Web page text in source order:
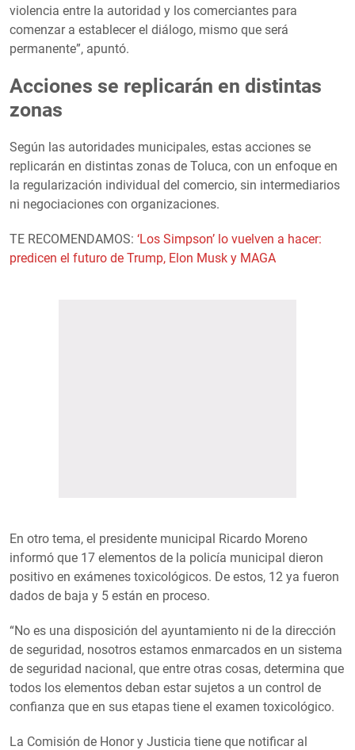
violencia entre la autoridad y los comerciantes para
comenzar a establecer el diálogo, mismo que será
permanente”, apuntó.
Acciones se replicarán en distintas
zonas
Según las autoridades municipales, estas acciones se
replicarán en distintas zonas de Toluca, con un enfoque en
la regularización individual del comercio, sin intermediarios
ni negociaciones con organizaciones.
TE RECOMENDAMOS: ‘Los Simpson’ lo vuelven a hacer:
predicen el futuro de Trump, Elon Musk y MAGA
En otro tema, el presidente municipal Ricardo Moreno
informó que 17 elementos de la policía municipal dieron
positivo en exámenes toxicológicos. De estos, 12 ya fueron
dados de baja y 5 están en proceso.
“No es una disposición del ayuntamiento ni de la dirección
de seguridad, nosotros estamos enmarcados en un sistema
de seguridad nacional, que entre otras cosas, determina que
todos los elementos deban estar sujetos a un control de
confianza que en sus etapas tiene el examen toxicológico.
La Comisión de Honor y Justicia tiene que notificar al